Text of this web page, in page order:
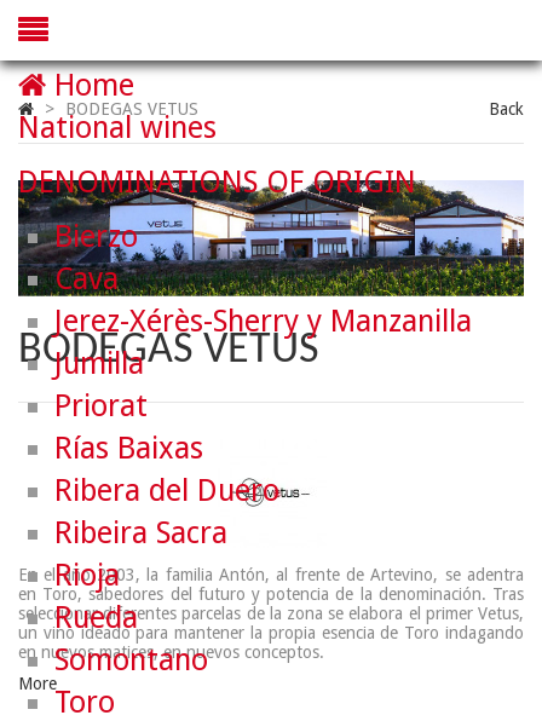
> BODEGAS VETUS Back
BODEGAS VETUS
En el año 2003, la familia Antón, al frente de Artevino, se adentra
en Toro, sabedores del futuro y potencia de la denominación. Tras
seleccionar diferentes parcelas de la zona se elabora el primer Vetus,
un vino ideado para mantener la propia esencia de Toro indagando
en nuevos matices, en nuevos conceptos.
More
Home
National wines
DENOMINATIONS OF ORIGIN
Bierzo
Cava
Jerez-Xérès-Sherry y Manzanilla
Jumilla
Priorat
Rías Baixas
Ribera del Duero
Ribeira Sacra
Rioja
Rueda
Somontano
Toro